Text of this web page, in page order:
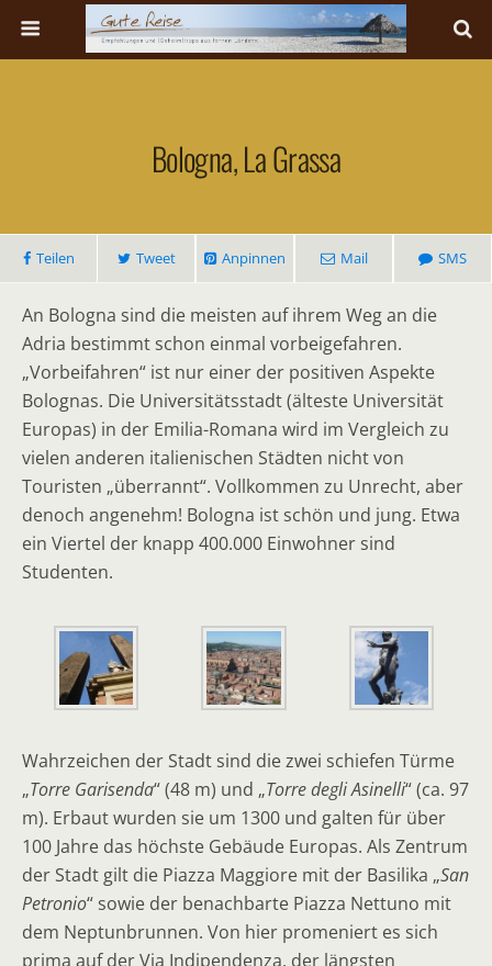
Bologna, La Grassa
Teilen Tweet Anpinnen Mail SMS
An Bologna sind die meisten auf ihrem Weg an die
Adria bestimmt schon einmal vorbeigefahren.
„Vorbeifahren“ ist nur einer der positiven Aspekte
Bolognas. Die Universitätsstadt (älteste Universität
Europas) in der Emilia-Romana wird im Vergleich zu
vielen anderen italienischen Städten nicht von
Touristen „überrannt“. Vollkommen zu Unrecht, aber
denoch angenehm! Bologna ist schön und jung. Etwa
ein Viertel der knapp 400.000 Einwohner sind
Studenten.
Wahrzeichen der Stadt sind die zwei schiefen Türme
„Torre Garisenda“ (48 m) und „Torre degli Asinelli“ (ca. 97
m). Erbaut wurden sie um 1300 und galten für über
100 Jahre das höchste Gebäude Europas. Als Zentrum
der Stadt gilt die Piazza Maggiore mit der Basilika „San
Petronio“ sowie der benachbarte Piazza Nettuno mit
dem Neptunbrunnen. Von hier promeniert es sich
prima auf der Via Indipendenza, der längsten